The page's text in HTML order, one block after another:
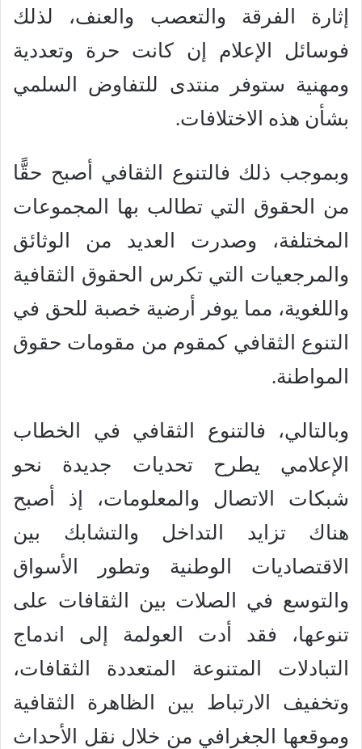
إثارة الفرقة والتعصب والعنف، لذلك
فوسائل الإعلام إن كانت حرة وتعددية
ومهنية ستوفر منتدى للتفاوض السلمي
بشأن هذه الاختلافات.
وبموجب ذلك فالتنوع الثقافي أصبح حقًّا
من الحقوق التي تطالب بها المجموعات
المختلفة، وصدرت العديد من الوثائق
والمرجعيات التي تكرس الحقوق الثقافية
واللغوية، مما يوفر أرضية خصبة للحق في
التنوع الثقافي كمقوم من مقومات حقوق
المواطنة.
وبالتالي، فالتنوع الثقافي في الخطاب
الإعلامي يطرح تحديات جديدة نحو
شبكات الاتصال والمعلومات، إذ أصبح
هناك تزايد التداخل والتشابك بين
الاقتصاديات الوطنية وتطور الأسواق
والتوسع في الصلات بين الثقافات على
تنوعها، فقد أدت العولمة إلى اندماج
التبادلات المتنوعة المتعددة الثقافات،
وتخفيف الارتباط بين الظاهرة الثقافية
وموقعها الجغرافي من خلال نقل الأحداث